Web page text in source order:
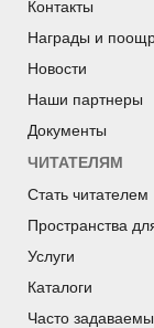
Контакты
Награды и
Новости
Наши партнеры
Документы
ЧИТАТЕЛЯМ
Стать читателем
Пространства
Услуги
Каталоги
Часто